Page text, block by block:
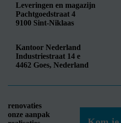
Leveringen en magazijn
Pachtgoedstraat 4
9100 Sint-Niklaas
Kantoor Nederland
Industriestraat 14 e
4462 Goes, Nederland
renovaties
onze aanpak